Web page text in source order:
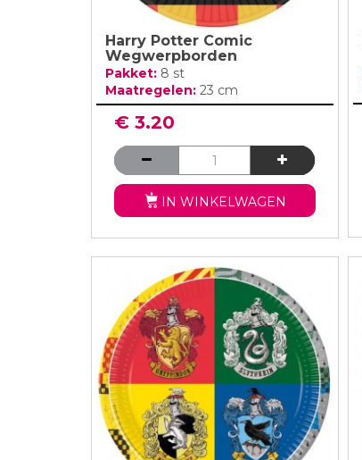
Harry Potter Comic
Wegwerpborden
Pakket: 8 st
Maatregelen: 23 cm
€ 3.20
IN WINKELWAGEN